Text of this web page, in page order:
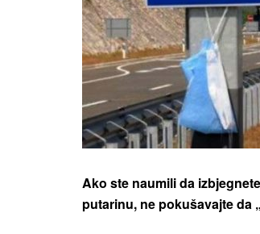
Ako ste naumili da
putarinu, ne pokušavajte da